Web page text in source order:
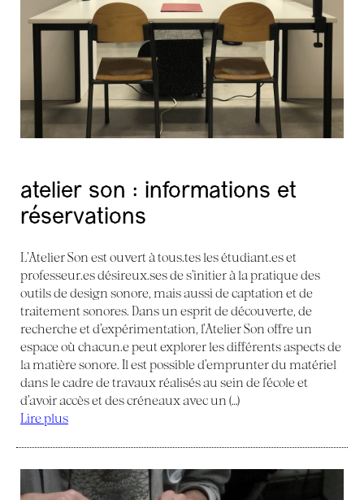
atelier son : informations et
réservations
L’Atelier Son est ouvert à tous.tes les étudiant.es et
professeur.es désireux.ses de s’initier à la pratique des
outils de design sonore, mais aussi de captation et de
traitement sonores. Dans un esprit de découverte, de
recherche et d’expérimentation, l’Atelier Son offre un
espace où chacun.e peut explorer les différents aspects de
la matière sonore. Il est possible d’emprunter du matériel
dans le cadre de travaux réalisés au sein de l’école et
d’avoir accès et des créneaux avec un (…)
Lire plus